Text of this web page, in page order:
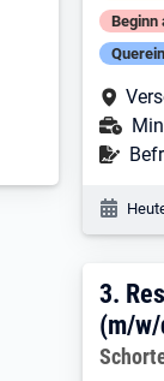
Beginn
3.
3.
(m/